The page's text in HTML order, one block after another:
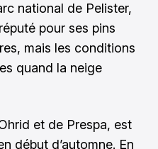
national de Pelister,
pour ses pins
mais les conditions
quand la neige
et de Prespa, est
début d’automne. En